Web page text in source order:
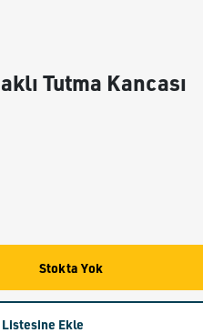
Tutma Kancası
Stokta Yok
Ekle